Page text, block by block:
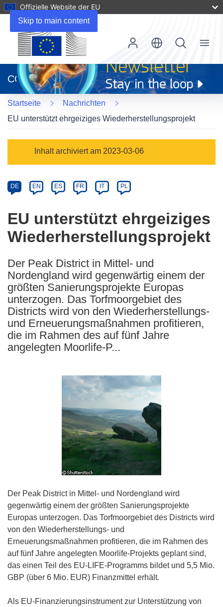
Skip to main content
Offizielle Website der EU
neuem
Fenster)
CORDIS
Menu
Startseite
Nachrichten
EU unterstützt ehrgeiziges Wiederherstellungsprojekt
Category
Inhalt archiviert am 2023-03-06
Article
available
the
following
languages:
DE EN ES FR IT PL
EU unterstützt ehrgeiziges
Wiederherstellungsprojekt
Der Peak District in Mittel- und
Nordengland wird gegenwärtig einem der
größten Sanierungsprojekte Europas
unterzogen. Das Torfmoorgebiet des
Districts wird von den Wiederherstellungs-
und Erneuerungsmaßnahmen profitieren,
die im Rahmen des auf fünf Jahre
angelegten Moorlife-P...
Der Peak District in Mittel- und Nordengland wird
gegenwärtig einem der größten Sanierungsprojekte
Europas unterzogen. Das Torfmoorgebiet des Districts wird
von den Wiederherstellungs- und
Erneuerungsmaßnahmen profitieren, die im Rahmen des
auf fünf Jahre angelegten Moorlife-Projekts geplant sind,
das einen Teil des EU-LIFE-Programms bildet und 5,5 Mio.
GBP (über 6 Mio. EUR) Finanzmittel erhält.
Als EU-Finanzierungsinstrument zur Unterstützung von